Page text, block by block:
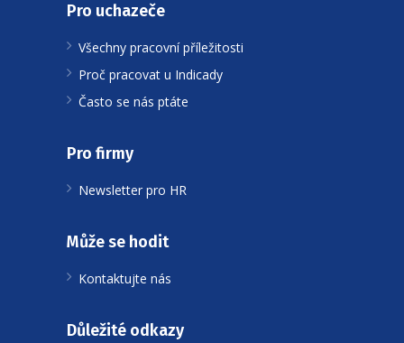
Pro uchazeče
Všechny pracovní příležitosti
Proč pracovat u Indicady
Často se nás ptáte
Pro firmy
Newsletter pro HR
Může se hodit
Kontaktujte nás
Důležité odkazy